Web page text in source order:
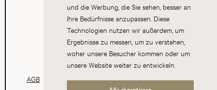
und die Werbung, die Sie sehen, besser an
Ihre Bedürfnisse anzupassen. Diese
Technologien nutzen wir außerdem, um
Ergebnisse zu messen, um zu verstehen,
woher unsere Besucher kommen oder um
unsere Website weiter zu entwickeln.
AGB Datenschutz Impressum Cookies